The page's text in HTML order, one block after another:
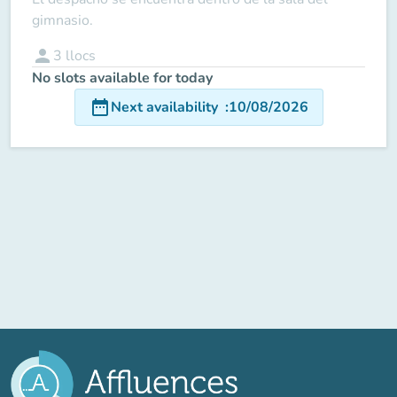
gimnasio.
person 3 llocs
No slots available for today
date_rangeNext availability :10/08/2026